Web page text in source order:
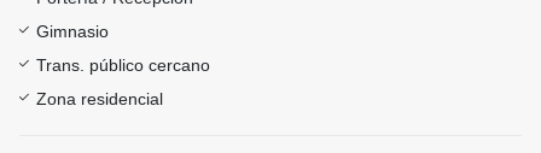
Gimnasio
Trans. público cercano
Zona residencial